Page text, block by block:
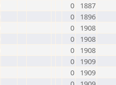
0
1887
0
1896
0
1908
0
1908
0
1908
0
1909
0
1909